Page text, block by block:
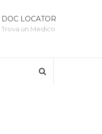
DOC LOCATOR
Trova un Medico